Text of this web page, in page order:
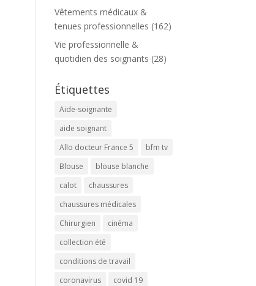
Vêtements médicaux &
tenues professionnelles (162)
Vie professionnelle &
quotidien des soignants (28)
Étiquettes
Aide-soignante
aide soignant
Allo docteur France 5
bfm tv
Blouse
blouse blanche
calot
chaussures
chaussures médicales
Chirurgien
cinéma
collection été
conditions de travail
coronavirus
covid 19